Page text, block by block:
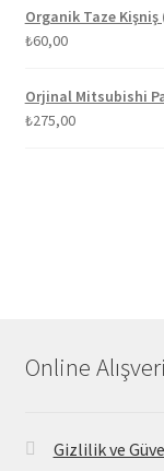
Organik Taze
₺60,00
Orjinal Mitsubishi
₺275,00
Online
Gizlilik ve